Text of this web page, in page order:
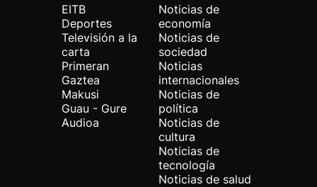
EITB
Deportes
Televisión a la
carta
Primeran
Gaztea
Makusi
Guau - Gure
Audioa
Noticias de
economía
Noticias de
sociedad
Noticias
internacionales
Noticias de
política
Noticias de
cultura
Noticias de
tecnología
Noticias de salud